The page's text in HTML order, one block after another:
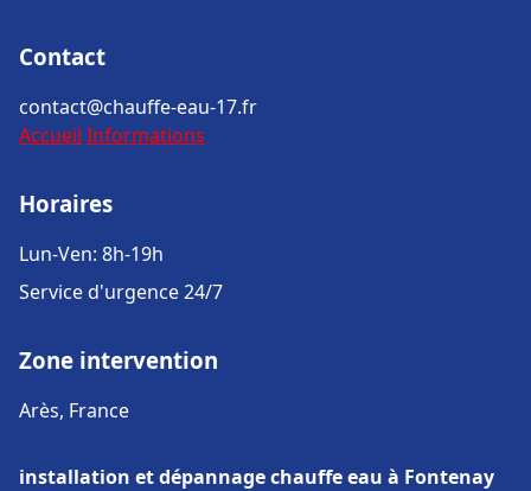
Contact
contact@chauffe-eau-17.fr
Accueil Informations
Horaires
Lun-Ven: 8h-19h
Service d'urgence 24/7
Zone intervention
Arès, France
installation et dépannage chauffe eau à Fontenay